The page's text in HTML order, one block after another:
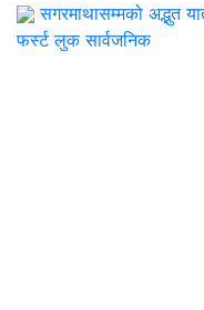
सगरमाथासम्मको अद्भुत
फर्स्ट लुक सार्वजनिक